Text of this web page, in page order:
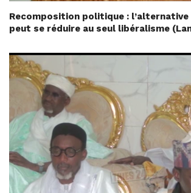
Recomposition politique : l’alternative
peut se réduire au seul libéralisme